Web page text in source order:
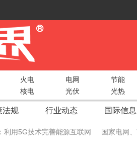
火电 电网
节能
核电 光伏 光热
法规 行业动态 国际信息
利用5G技术完善能源互联网 国家电网
智能微电网验收投运